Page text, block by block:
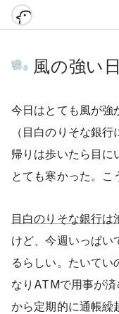
風の強い
今日はとても風が強
（目白のりそな銀
帰りは歩いたら目に
とても寒かった。こ
目白のりそな銀行
けど、今週いっぱい
るらしい。たいて
なりATMで用事が
から定期的に通帳繰